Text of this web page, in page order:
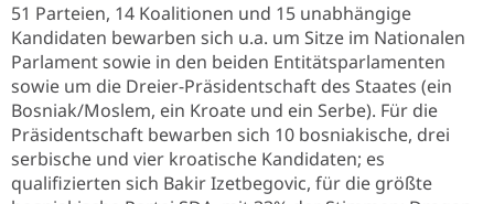
51 Parteien, 14 Koalitionen und 15 unabhängige
Kandidaten bewarben sich u.a. um Sitze im Nationalen
Parlament sowie in den beiden Entitätsparlamenten
sowie um die Dreier-Präsidentschaft des Staates (ein
Bosniak/Moslem, ein Kroate und ein Serbe). Für die
Präsidentschaft bewarben sich 10 bosniakische, drei
serbische und vier kroatische Kandidaten; es
qualifizierten sich Bakir Izetbegovic, für die größte